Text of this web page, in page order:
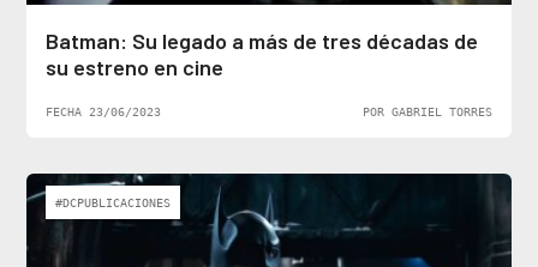
Batman: Su legado a más de tres décadas de
su estreno en cine
FECHA 23/06/2023 POR GABRIEL TORRES
#DCPUBLICACIONES